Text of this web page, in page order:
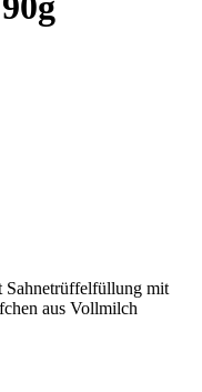
mit
aus Vollmilch